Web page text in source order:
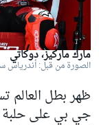
مارك ماركيز، دوكاتي
الصورة من قبل: أندرياس
ظهر بطل العالم
جي بي على حلبة